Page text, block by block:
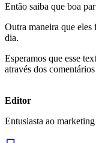
Então saiba que boa
Outra maneira que eles
dia.
Esperamos que esse
através dos
Editor
Entusiasta ao